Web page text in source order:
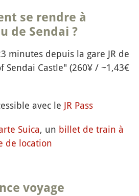
se rendre à
de Sendai ?
minutes depuis la gare JR de
Sendai Castle" (260¥ / ~1,43€
avec le JR Pass
Suica, un billet de train à
de location
voyage